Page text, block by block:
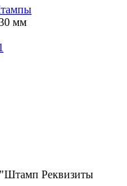
мм
"Штамп Реквизиты